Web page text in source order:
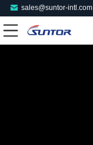
sales@suntor-intl.com